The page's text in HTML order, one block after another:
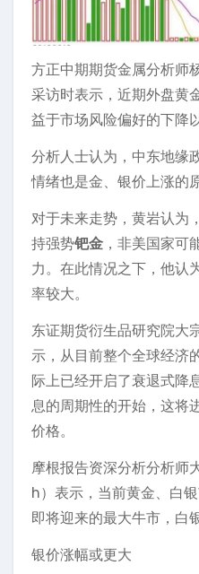
方正中期期货金属分析师
采访时表示，近期外盘黄
益于市场风险偏好的下降
分析人士认为，中东地缘
情绪也是金、银价上涨的
对于未来走势，黄岩认为
持强势钯金 ，非美国家可
力。在此情况之下，他认
率较大。
东证期货衍生品研究院大
示，从目前整个全球经济
际上已经开启了衰退式降
息的周期性的开始，这将
价格。
摩根报告资深分析分析师
h）表示，当前黄金、白
即将迎来的最大牛市，白
银价涨幅或更大